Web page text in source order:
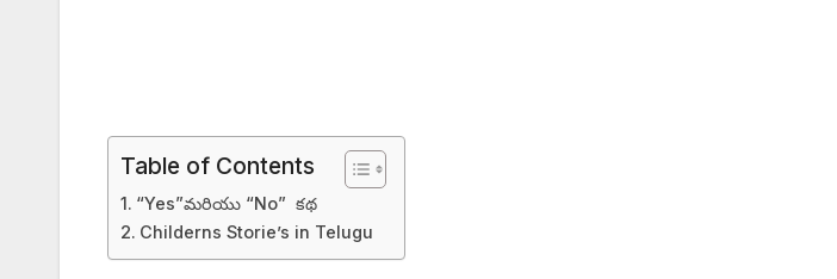
Table of Contents
“Yes”మరియు “No” కథ
Childerns Storie’s in Telugu